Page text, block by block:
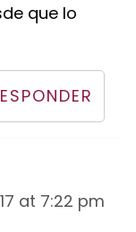
que lo
at 7:22 pm